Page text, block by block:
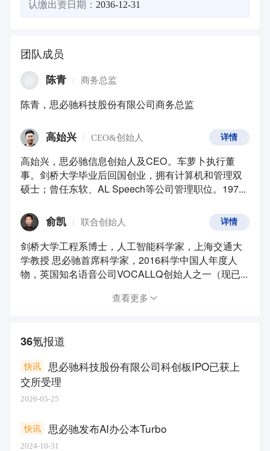
认缴出资日期： 2036-12-31
团队成员
陈青 商务总监
陈青，思必驰科技股份有限公司商务总监
高始兴 CEO&创始人
高始兴，思必驰信息创始人及CEO。车萝卜执行董
事。剑桥大学毕业后回国创业，拥有计算机和管理双
硕士；曾任东软、AL Speech等公司管理职位。197...
详情
俞凯 联合创始人
剑桥大学工程系博士，人工智能科学家，上海交通大
学教授 思必驰首席科学家，2016科学中国人年度人
物，英国知名语音公司VOCALLQ创始人之一（现已...
详情
查看更多
36氪报道
思必驰科技股份有限公司科创板IPO已获上
交所受理
快讯
2026-05-25
思必驰发布AI办公本Turbo
快讯
2024-10-31